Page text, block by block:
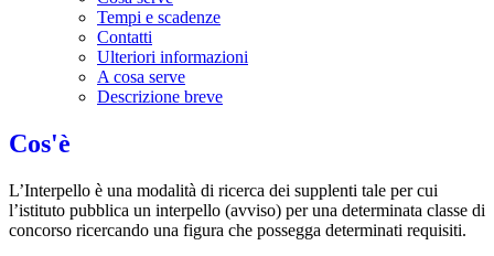
Tempi e scadenze
Contatti
Ulteriori informazioni
A cosa serve
Descrizione breve
Cos'è
L’Interpello è una modalità di ricerca dei supplenti tale per cui
l’istituto pubblica un interpello (avviso) per una determinata classe di
concorso ricercando una figura che possegga determinati requisiti.